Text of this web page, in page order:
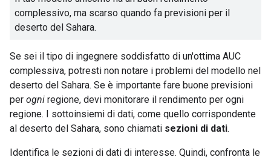
complessivo, ma scarso quando fa previsioni per il
deserto del Sahara.
Se sei il tipo di ingegnere soddisfatto di un'ottima AUC
complessiva, potresti non notare i problemi del modello nel
deserto del Sahara. Se è importante fare buone previsioni
per ogni regione, devi monitorare il rendimento per ogni
regione. I sottoinsiemi di dati, come quello corrispondente
al deserto del Sahara, sono chiamati sezioni di dati.
Identifica le sezioni di dati di interesse. Quindi, confronta le